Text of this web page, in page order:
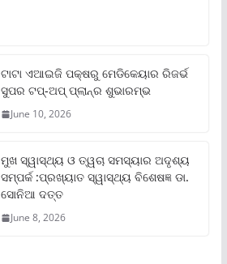
ଟାଟା ଏଆଇଜି ପକ୍ଷରୁ ମେଡିକେୟାର ରିଜର୍ଭ
ସୁପର ଟପ୍‌-ଅପ୍ ପ୍ଲାନ୍‌ର ଶୁଭାରମ୍ଭ
June 10, 2026
ମୁଖ ସ୍ୱାସ୍ଥ୍ୟ ଓ ତ୍ୱଚା ସମସ୍ୟାର ଅଦୃଶ୍ୟ
ସମ୍ପର୍କ :ପ୍ରଖ୍ୟାତ ସ୍ୱାସ୍ଥ୍ୟ ବିଶେଷଜ୍ଞ ଡା.
ସୋନିଆ ଦତ୍ତ
June 8, 2026